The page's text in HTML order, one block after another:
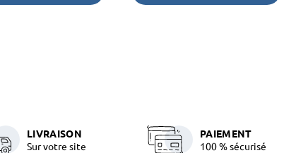
LIVRAISON
Sur votre site
PAIEMENT
100 % sécurisé